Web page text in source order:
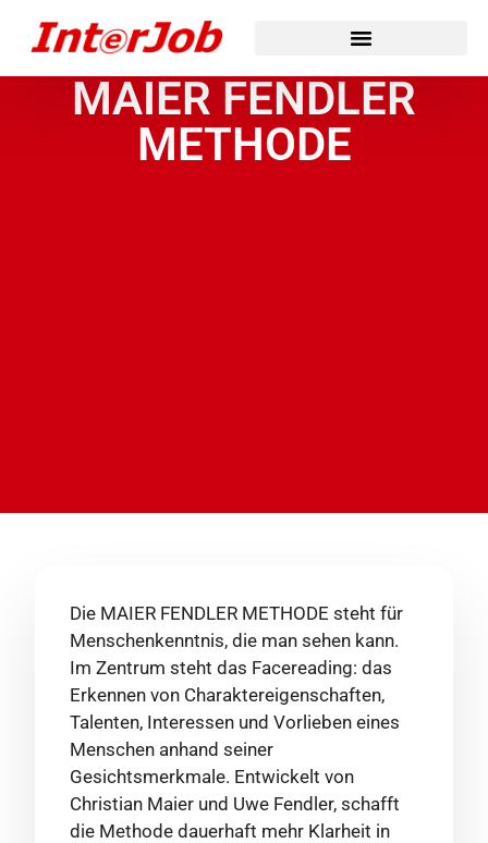
MAIER FENDLER
METHODE
Die MAIER FENDLER METHODE steht für
Menschenkenntnis, die man sehen kann.
Im Zentrum steht das Facereading: das
Erkennen von Charaktereigenschaften,
Talenten, Interessen und Vorlieben eines
Menschen anhand seiner
Gesichtsmerkmale. Entwickelt von
Christian Maier und Uwe Fendler, schafft
die Methode dauerhaft mehr Klarheit in